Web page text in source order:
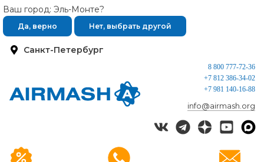
Санкт-Петербург
Ваш город: Эль-Монте?
Да, верно Нет, выбрать другой
8 800 777-72-36
+7 812 386-34-02
+7 981 140-16-88
info@airmash.org